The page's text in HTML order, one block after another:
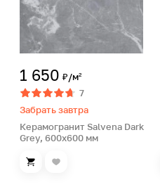
1 650 ₽/м²
7
Забрать завтра
Керамогранит Salvena Dark
Grey, 600х600 мм